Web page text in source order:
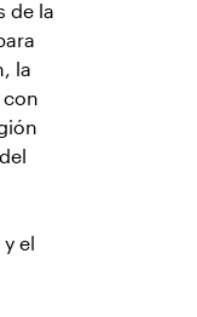
de la
la
el